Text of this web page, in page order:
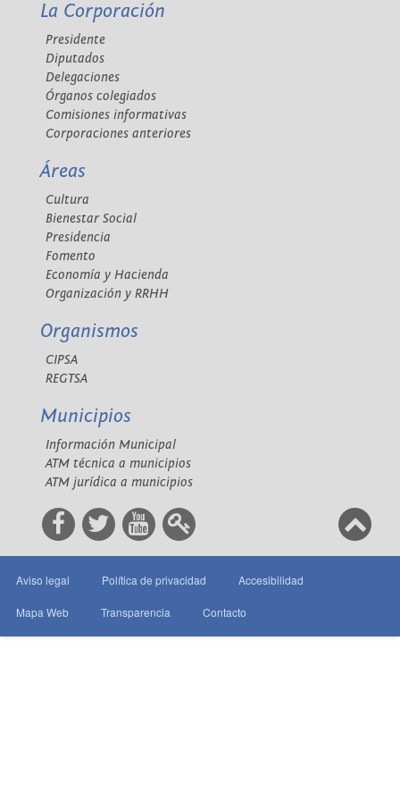
La Corporación
Presidente
Diputados
Delegaciones
Órganos colegiados
Comisiones informativas
Corporaciones anteriores
Áreas
Cultura
Bienestar Social
Presidencia
Fomento
Economía y Hacienda
Organización y RRHH
Organismos
CIPSA
REGTSA
Municipios
Información Municipal
ATM técnica a municipios
ATM jurídica a municipios
Aviso legal Política de privacidad Accesibilidad
Mapa Web Transparencia Contacto